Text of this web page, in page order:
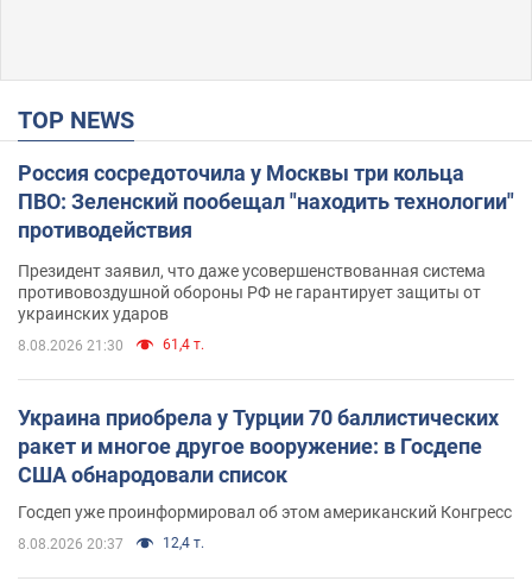
TOP NEWS
Россия сосредоточила у Москвы три кольца
ПВО: Зеленский пообещал "находить технологии"
противодействия
Президент заявил, что даже усовершенствованная система
противовоздушной обороны РФ не гарантирует защиты от
украинских ударов
8.08.2026 21:30 61,4 т.
Украина приобрела у Турции 70 баллистических
ракет и многое другое вооружение: в Госдепе
США обнародовали список
Госдеп уже проинформировал об этом американский Конгресс
8.08.2026 20:37 12,4 т.